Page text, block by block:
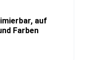
auf
Farben